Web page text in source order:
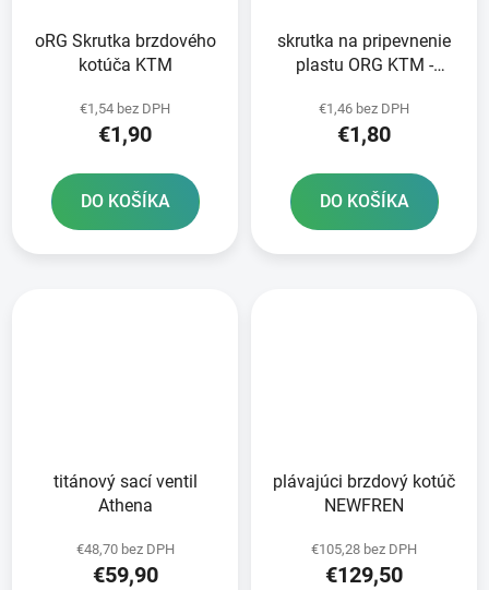
oRG Skrutka brzdového
kotúča KTM
€1,54 bez DPH
€1,90
DO KOŠÍKA
skrutka na pripevnenie
plastu ORG KTM -
€1,46 bez DPH
€1,80
DO KOŠÍKA
titánový sací ventil
Athena
€48,70 bez DPH
€59,90
plávajúci brzdový kotúč
NEWFREN
€105,28 bez DPH
€129,50